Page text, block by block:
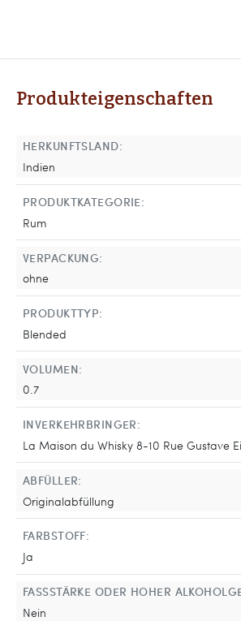
Produkteigenschaften
HERKUNFTSLAND:
Indien
PRODUKTKATEGORIE:
Rum
VERPACKUNG:
ohne
PRODUKTTYP:
Blended
VOLUMEN:
0.7
INVERKEHRBRINGER:
La Maison du Whisky 8-10 Rue Gustave
ABFÜLLER:
Originalabfüllung
FARBSTOFF:
Ja
FASSSTÄRKE ODER HOHER
Nein